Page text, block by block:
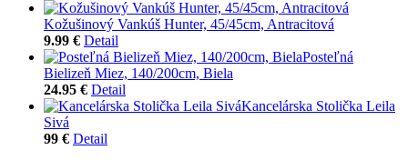
Kožušinový Vankúš Hunter, 45/45cm, Antracitová
9.99 € Detail
Posteľná
Bielizeň Miez, 140/200cm, Biela
24.95 € Detail
Kancelárska Stolička Leila
Sivá
99 € Detail